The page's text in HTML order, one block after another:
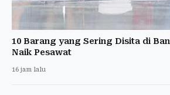
10 Barang yang Sering Disita di
Naik Pesawat
16 jam lalu